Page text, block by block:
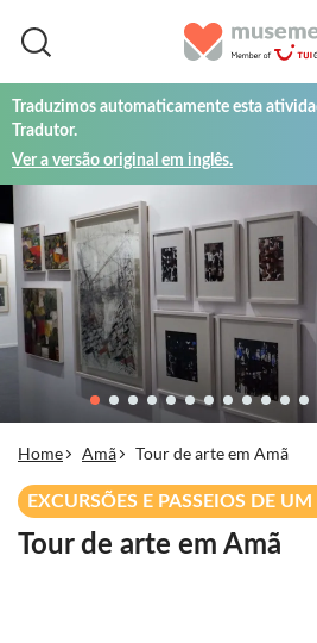
Traduzimos automaticamente esta
Tradutor.
Ver a versão original em inglês.
Home Amã Tour de arte em Amã
EXCURSÕES E PASSEIOS DE
Tour de arte em Amã